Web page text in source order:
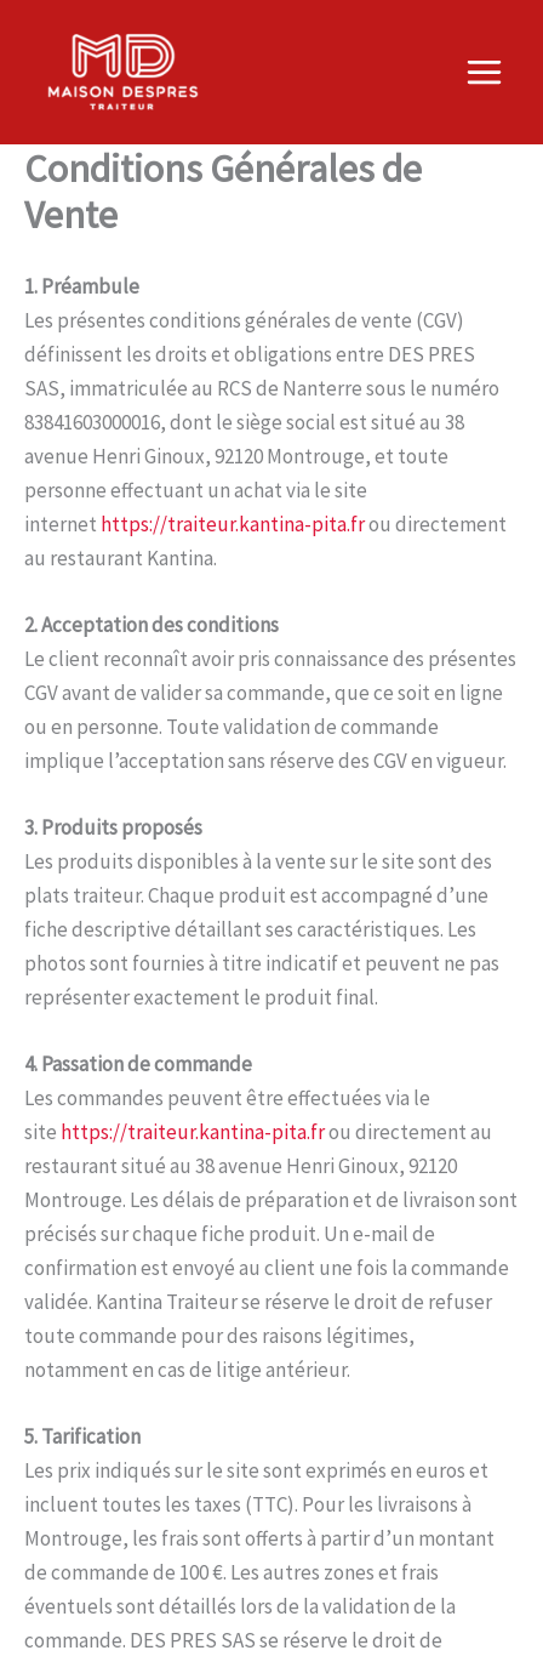
contenu
Conditions Générales de
Vente
1. Préambule
Les présentes conditions générales de vente (CGV)
définissent les droits et obligations entre DES PRES
SAS, immatriculée au RCS de Nanterre sous le numéro
83841603000016, dont le siège social est situé au 38
avenue Henri Ginoux, 92120 Montrouge, et toute
personne effectuant un achat via le site
internet https://traiteur.kantina-pita.frou directement
au restaurant Kantina.
2. Acceptation des conditions
Le client reconnaît avoir pris connaissance des présentes
CGV avant de valider sa commande, que ce soit en ligne
ou en personne. Toute validation de commande
implique l’acceptation sans réserve des CGV en vigueur.
3. Produits proposés
Les produits disponibles à la vente sur le site sont des
plats traiteur. Chaque produit est accompagné d’une
fiche descriptive détaillant ses caractéristiques. Les
photos sont fournies à titre indicatif et peuvent ne pas
représenter exactement le produit final.
4. Passation de commande
Les commandes peuvent être effectuées via le
site https://traiteur.kantina-pita.frou directement au
restaurant situé au 38 avenue Henri Ginoux, 92120
Montrouge. Les délais de préparation et de livraison sont
précisés sur chaque fiche produit. Un e-mail de
confirmation est envoyé au client une fois la commande
validée. Kantina Traiteur se réserve le droit de refuser
toute commande pour des raisons légitimes,
notamment en cas de litige antérieur.
5. Tarification
Les prix indiqués sur le site sont exprimés en euros et
incluent toutes les taxes (TTC). Pour les livraisons à
Montrouge, les frais sont offerts à partir d’un montant
de commande de 100 €. Les autres zones et frais
éventuels sont détaillés lors de la validation de la
commande. DES PRES SAS se réserve le droit de